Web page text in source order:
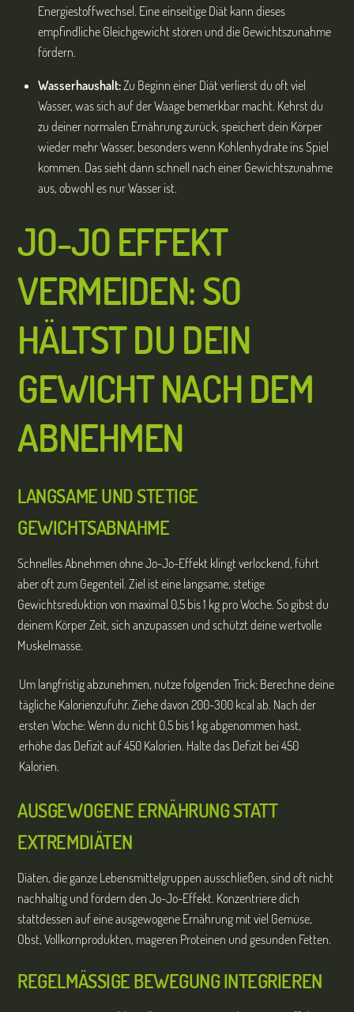
Energiestoffwechsel. Eine einseitige Diät kann dieses
empfindliche Gleichgewicht stören und die Gewichtszunahme
fördern.
Wasserhaushalt:Zu Beginn einer Diät verlierst du oft viel
Wasser, was sich auf der Waage bemerkbar macht. Kehrst du
zu deiner normalen Ernährung zurück, speichert dein Körper
wieder mehr Wasser, besonders wenn Kohlenhydrate ins Spiel
kommen. Das sieht dann schnell nach einer Gewichtszunahme
aus, obwohl es nur Wasser ist.
JO-JO EFFEKT
VERMEIDEN: SO
HÄLTST DU DEIN
GEWICHT NACH DEM
ABNEHMEN
LANGSAME UND STETIGE
GEWICHTSABNAHME
Schnelles Abnehmen ohne Jo-Jo-Effekt klingt verlockend, führt
aber oft zum Gegenteil. Ziel ist eine langsame, stetige
Gewichtsreduktion von maximal 0,5 bis 1 kg pro Woche. So gibst du
deinem Körper Zeit, sich anzupassen und schützt deine wertvolle
Muskelmasse.
Um langfristig abzunehmen, nutze folgenden Trick: Berechne deine
tägliche Kalorienzufuhr. Ziehe davon 200-300 kcal ab. Nach der
ersten Woche: Wenn du nicht 0,5 bis 1 kg abgenommen hast,
erhöhe das Defizit auf 450 Kalorien. Halte das Defizit bei 450
Kalorien.
AUSGEWOGENE ERNÄHRUNG STATT
EXTREMDIÄTEN
Diäten, die ganze Lebensmittelgruppen ausschließen, sind oft nicht
nachhaltig und fördern den Jo-Jo-Effekt. Konzentriere dich
stattdessen auf eine ausgewogene Ernährung mit viel Gemüse,
Obst, Vollkornprodukten, mageren Proteinen und gesunden Fetten.
REGELMÄSSIGE BEWEGUNG INTEGRIEREN